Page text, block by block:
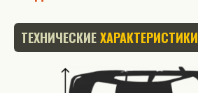
ТЕХНИЧЕСКИЕХАРАКТЕРИСТИКИ